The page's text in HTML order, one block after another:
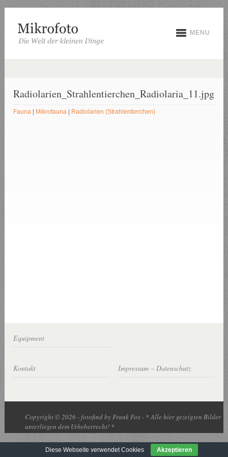
MENU
Radiolarien_Strahlentierchen_Radiolaria_11.jpg
Fauna Mikrofauna Radiolarien (Strahlentierchen)
Equipment
Kontakt Impressum – Datenschutz
Copyright © 2026 - fotofind by Frank Fox - * Alle hier gezeigten Bilder
unterliegen dem Urheberrecht! *
Diese Webseite verwendet Cookies Akzeptieren